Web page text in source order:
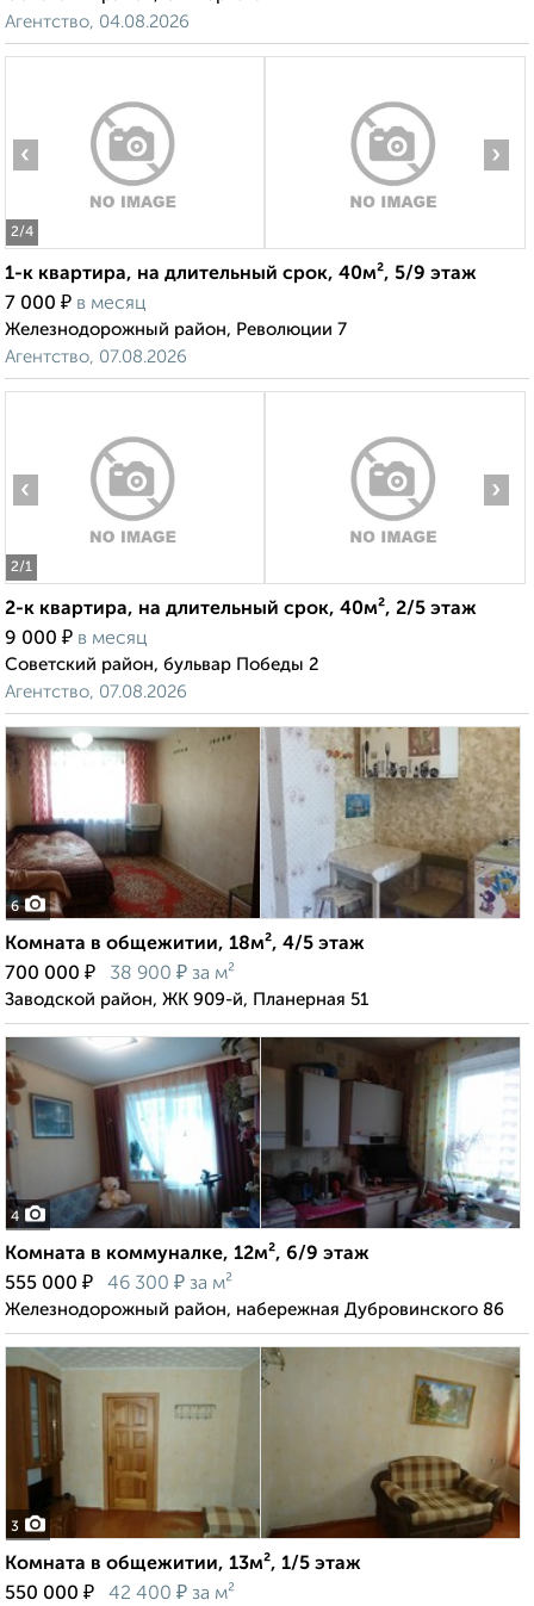
Агентство, 04.08.2026
2/4
‹ ›
1-к квартира, на длительный срок, 40м², 5/9 этаж
7 000 ₽ в месяц
Железнодорожный район, Революции 7
Агентство, 07.08.2026
2/1
‹ ›
2-к квартира, на длительный срок, 40м², 2/5 этаж
9 000 ₽ в месяц
Советский район, бульвар Победы 2
Агентство, 07.08.2026
6
Комната в общежитии, 18м², 4/5 этаж
700 000 ₽ 38 900 ₽ за м²
Заводской район, ЖК 909-й, Планерная 51
4
Комната в коммуналке, 12м², 6/9 этаж
555 000 ₽ 46 300 ₽ за м²
Железнодорожный район, набережная Дубровинского 86
3
Комната в общежитии, 13м², 1/5 этаж
550 000 ₽ 42 400 ₽ за м²